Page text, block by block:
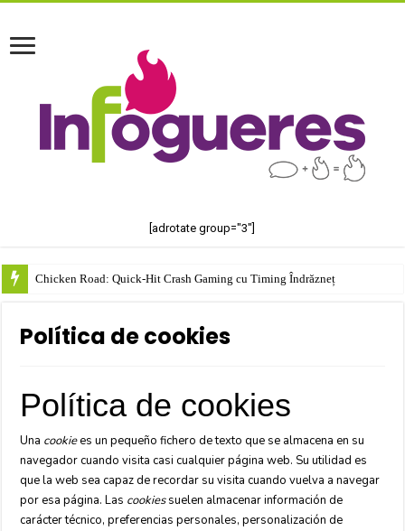
[adrotate group="3"]
Chicken Road: Quick‑Hit Crash Gaming cu Timing Îndrăzneț
Política de cookies
Política de cookies
Una cookiees un pequeño fichero de texto que se almacena en su
navegador cuando visita casi cualquier página web. Su utilidad es
que la web sea capaz de recordar su visita cuando vuelva a navegar
por esa página. Las cookiessuelen almacenar información de
carácter técnico, preferencias personales, personalización de